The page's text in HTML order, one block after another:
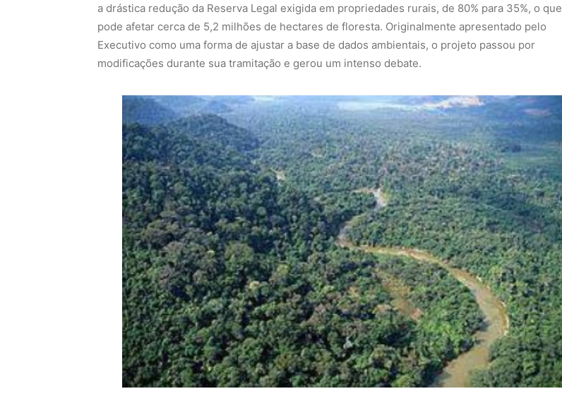
a drástica redução da Reserva Legal exigida em propriedades rurais, de 80% para 35%, o que
pode afetar cerca de 5,2 milhões de hectares de floresta. Originalmente apresentado pelo
Executivo como uma forma de ajustar a base de dados ambientais, o projeto passou por
modificações durante sua tramitação e gerou um intenso debate.